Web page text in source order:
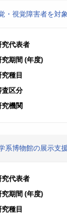
・視覚障害者を対
究代表者
究期間 (年度)
究種目
査区分
究機関
系博物館の展示支
究代表者
究期間 (年度)
究種目